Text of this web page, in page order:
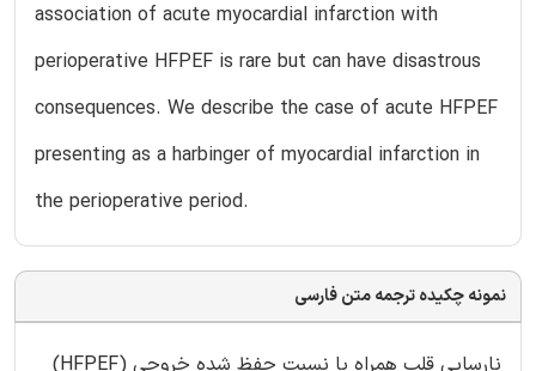
association of acute myocardial infarction with
perioperative HFPEF is rare but can have disastrous
consequences. We describe the case of acute HFPEF
presenting as a harbinger of myocardial infarction in
the perioperative period.
نمونه چکیده ترجمه متن فارسی
نارسایی قلب همراه با نسبت حفظ شده خروجی (HFPEF)